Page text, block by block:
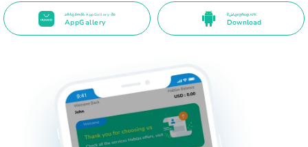
არსებობს AppGallery-ში
AppGallery
მباشვიურად APK
Download